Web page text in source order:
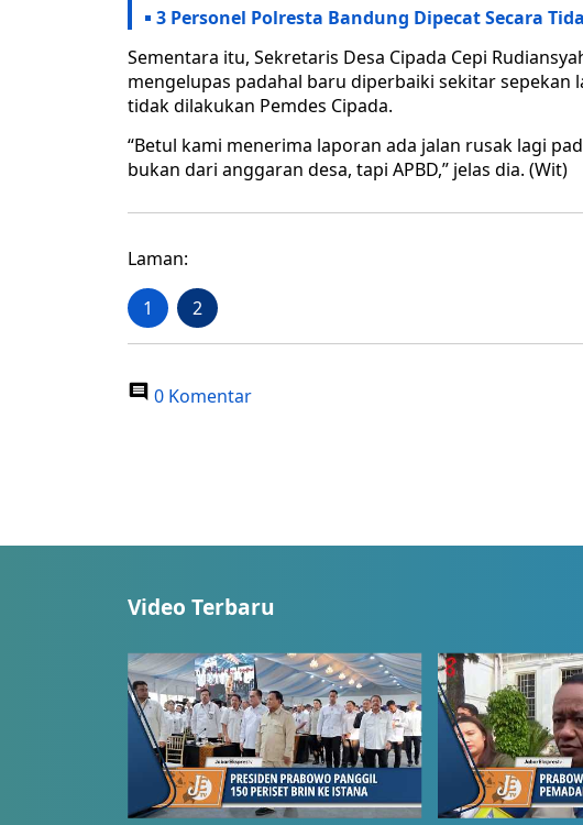
3 Personel Polresta Bandung Dipecat Secara
Sementara itu, Sekretaris Desa Cipada Cepi
mengelupas padahal baru diperbaiki sekitar sepekan
tidak dilakukan Pemdes Cipada.
“Betul kami menerima laporan ada jalan rusak lagi
bukan dari anggaran desa, tapi APBD,” jelas dia. (Wit)
Laman:
1 2
0 Komentar
Video Terbaru